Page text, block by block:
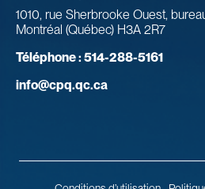
1010, rue Sherbrooke Ouest,
Montréal (Québec) H3A 2R7
Téléphone :514-288-5161
info@cpq.qc.ca